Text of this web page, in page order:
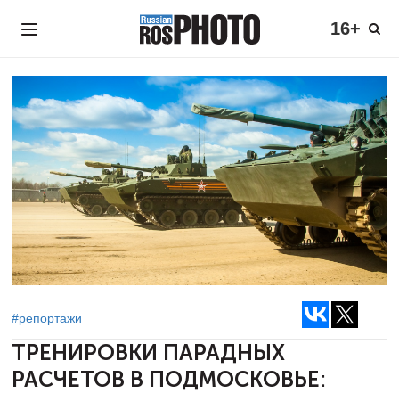
16+
#репортажи
ТРЕНИРОВКИ ПАРАДНЫХ
РАСЧЕТОВ В ПОДМОСКОВЬЕ: